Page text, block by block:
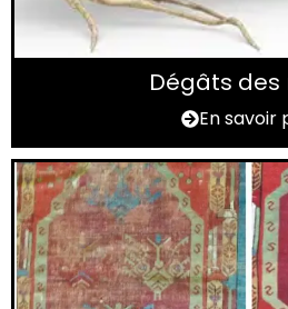
Dégâts des
En savoir